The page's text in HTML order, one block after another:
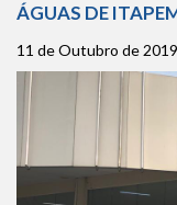
ÁGUAS DE
11 de Outubro de 2019